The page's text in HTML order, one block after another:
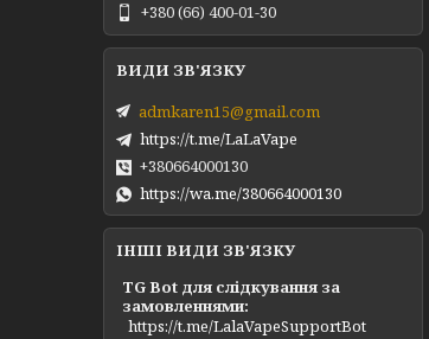
+380 (66) 400-01-30
admkaren15@gmail.com
https://t.me/LaLaVape
+380664000130
https://wa.me/380664000130
ІНШІ ВИДИ ЗВ'ЯЗКУ
TG Bot для слідкування за
замовленнями
https://t.me/LalaVapeSupportBot